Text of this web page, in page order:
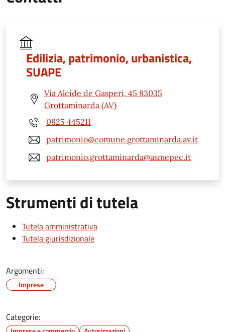
Edilizia, patrimonio, urbanistica,
SUAPE
Via Alcide de Gasperi, 45 83035
Grottaminarda (AV)
0825 445211
patrimonio@comune.grottaminarda.av.it
patrimonio.grottaminarda@asmepec.it
Strumenti di tutela
Tutela amministrativa
Tutela giurisdizionale
Argomenti:
Imprese
Categorie: